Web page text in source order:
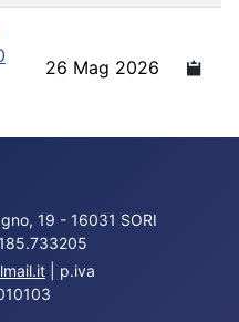
26 Mag 2026
19 - 16031 SORI
| p.iva